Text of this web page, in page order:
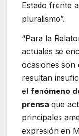
Estado frente
pluralismo”.
“Para la
actuales se
ocasiones son
resultan
el fenómeno
prensa que
principales
expresión en